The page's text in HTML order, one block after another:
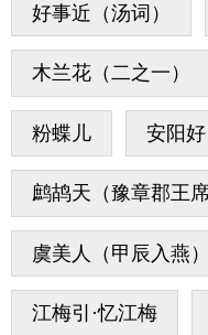
好事近（汤词）
木兰花（二之一）
粉蝶儿 安阳好
鹧鸪天（豫章郡王席
虞美人（甲辰入燕）
江梅引·忆江梅